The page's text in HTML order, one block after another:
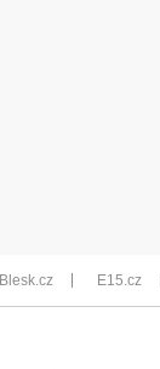
Blesk.cz E15.cz